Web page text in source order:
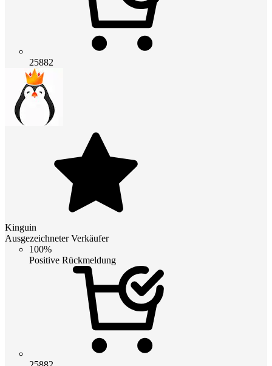
25882
Kinguin
Ausgezeichneter Verkäufer
100%
Positive Rückmeldung